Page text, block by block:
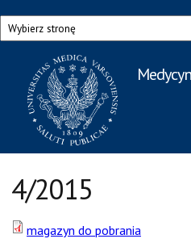
Przejdź do treści
Rzecznik Prasowy
Warszawskiego Uniwersytetu
4/2015
magazyn do pobrania